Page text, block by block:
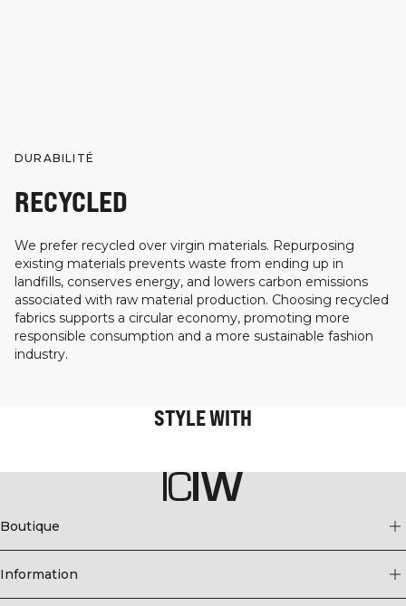
DURABILITÉ
RECYCLED
We prefer recycled over virgin materials. Repurposing
existing materials prevents waste from ending up in
landfills, conserves energy, and lowers carbon emissions
associated with raw material production. Choosing recycled
fabrics supports a circular economy, promoting more
responsible consumption and a more sustainable fashion
industry.
STYLE WITH
Boutique
Information